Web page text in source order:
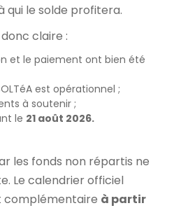
qui le solde profitera.
claire :
et le paiement ont bien été
est opérationnel ;
à soutenir ;
le 21 août 2026.
les fonds non répartis ne
Le calendrier officiel
complémentaire à partir